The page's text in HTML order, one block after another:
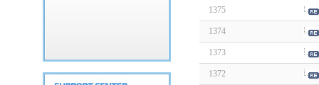
1375
1374
1373
1372